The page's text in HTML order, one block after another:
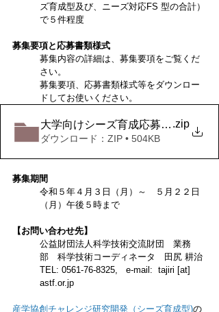
ズ育成型及び、ニーズ対応FS 型の合計）
で５件程度
募集要項と応募書類様式
募集内容の詳細は、募集要項をご覧くだ
さい。
募集要項、応募書類様式等をダウンロー
ドしてお使いください。
大学向けシーズ育成応募書類（一式
.zip
ダウンロード：ZIP • 504KB
募集期間
令和５年４月３日（月）～　５月２２日
（月）午後５時まで
【お問い合わせ先】
公益財団法人科学技術交流財団　業務
部　科学技術コーディネータ　田尻 耕治
TEL: 0561-76-8325,   e-mail:  tajiri [at]
astf.or.jp
産学協創チャレンジ研究開発（シーズ育成型)の